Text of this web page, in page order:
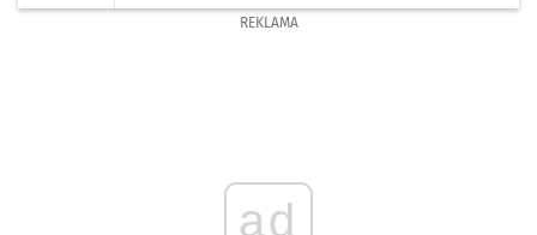
REKLAMA
ad